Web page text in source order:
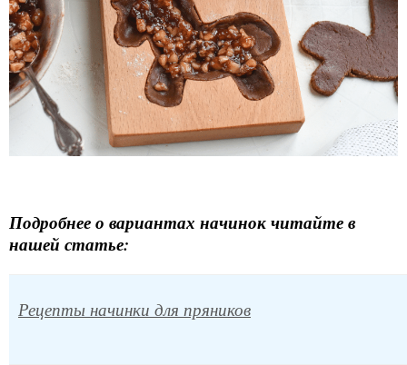
Подробнее о вариантах начинок читайте в
нашей статье:
Рецепты начинки для пряников